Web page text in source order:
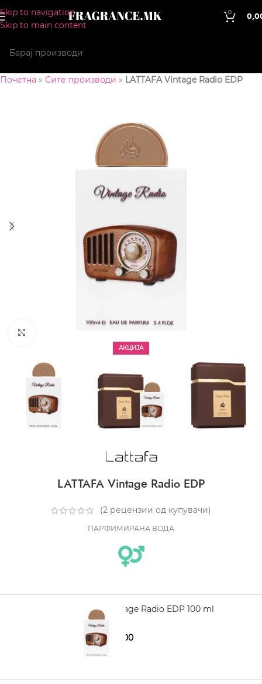
Skip to navigation
Skip to main content
0
Почетна » Сите производи » LATTAFA Vintage Radio EDP
АКЦИЈА
LATTAFA Vintage Radio EDP
(2 рецензии од купувачи)
ПАРФИМИРАНА ВОДА
LATTAFA Vintage Radio EDP 100 ml
2.720,001.830,00